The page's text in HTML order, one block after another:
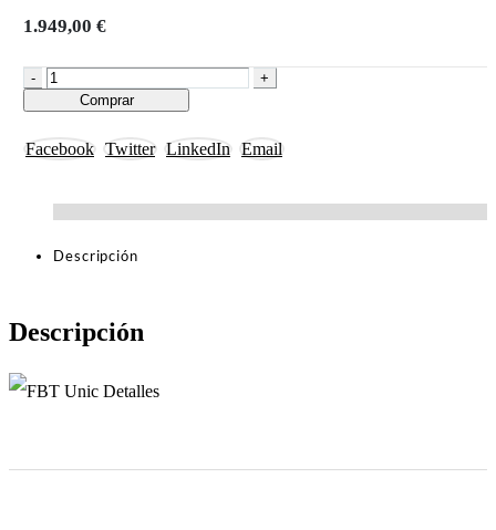
1.949,00 €
-
+
Comprar
Facebook Twitter LinkedIn Email
Descripción
Descripción